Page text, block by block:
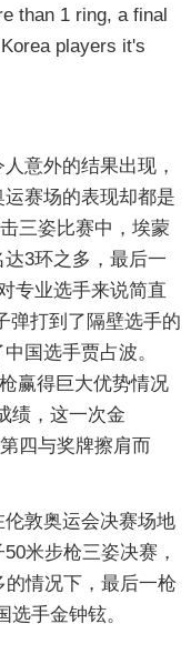
than 1 ring, a final
players it's
意外的结果出现，
赛场的表现却都是
三姿比赛中，埃蒙
3环之多，最后一
专业选手来说简直
弹打到了隔壁选手的
国选手贾占波。
赢得巨大优势情况
绩，这一次金
四与奖牌擦肩而
敦奥运会决赛场地
米步枪三姿决赛，
情况下，最后一枪
手金钟铉。